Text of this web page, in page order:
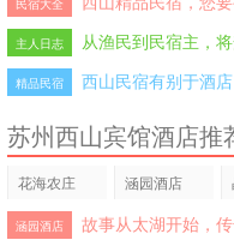
主人日志 从渔民到民宿主，
精品民宿 西山民宿有别于酒
苏州西山宾馆酒店推
花海农庄 涵园酒店
涵园酒店 故事从太湖开始，